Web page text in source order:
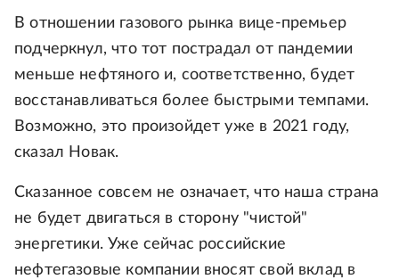
В отношении газового рынка вице-премьер
подчеркнул, что тот пострадал от пандемии
меньше нефтяного и, соответственно, будет
восстанавливаться более быстрыми темпами.
Возможно, это произойдет уже в 2021 году,
сказал Новак.
Сказанное совсем не означает, что наша страна
не будет двигаться в сторону "чистой"
энергетики. Уже сейчас российские
нефтегазовые компании вносят свой вклад в